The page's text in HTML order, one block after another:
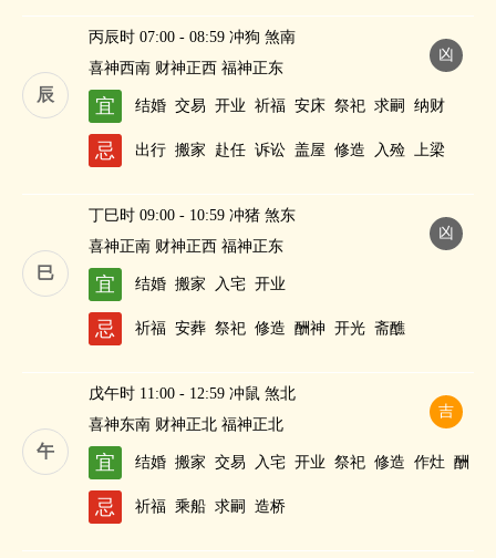
辰
凶
丙辰时 07:00 - 08:59 冲狗 煞南
喜神西南 财神正西 福神正东
宜 结婚 交易 开业 祈福 安床 祭祀 求嗣 纳财
忌 出行 搬家 赴任 诉讼 盖屋 修造 入殓 上梁
巳
凶
丁巳时 09:00 - 10:59 冲猪 煞东
喜神正南 财神正西 福神正东
宜 结婚 搬家 入宅 开业
忌 祈福 安葬 祭祀 修造 酬神 开光 斋醮
午
吉
戊午时 11:00 - 12:59 冲鼠 煞北
喜神东南 财神正北 福神正北
宜 结婚 搬家 交易 入宅 开业 祭祀 修造 作灶 酬
神
斋醮
忌 祈福 乘船 求嗣 造桥